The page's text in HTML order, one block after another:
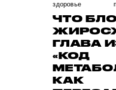
здоровье
ЧТО
ГЛАВА
«КОД
КАК